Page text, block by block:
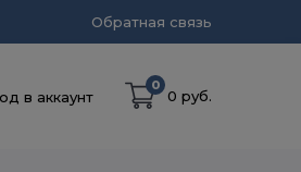
Обратная связь
в аккаунт
0
0 руб.